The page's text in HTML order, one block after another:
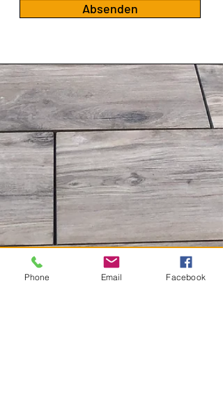
Absenden
Mehr erfahren >
Phone Email Facebook